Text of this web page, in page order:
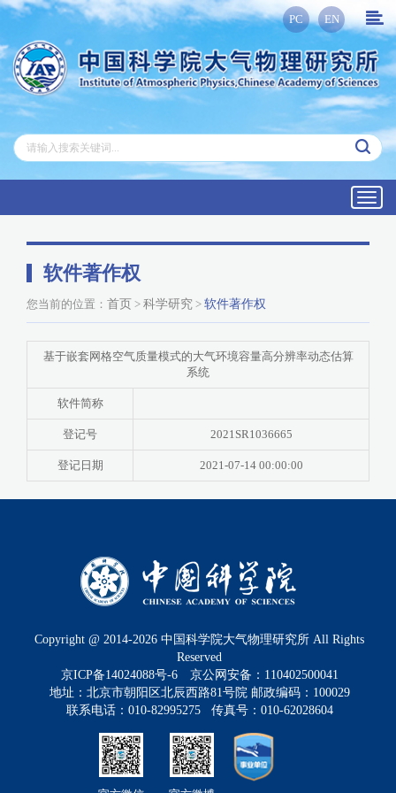
PC EN
软件著作权
您当前的位置： 首页 > 科学研究 > 软件著作权
基于嵌套网格空气质量模式的大气环境容量高分辨率动态估算
系统
软件简称
登记号 2021SR1036665
登记日期 2021-07-14 00:00:00
Copyright @ 2014-2026 中国科学院大气物理研究所 All Rights
Reserved
京ICP备14024088号-6
京公网安备：110402500041
地址：北京市朝阳区北辰西路81号院 邮政编码：100029
联系电话：010-82995275 传真号：010-62028604